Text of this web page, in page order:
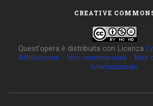
CREATIVE
Quest'opera è distribuita con Licenza
Attribuzione - Non commerciale - Non
Internazionale.